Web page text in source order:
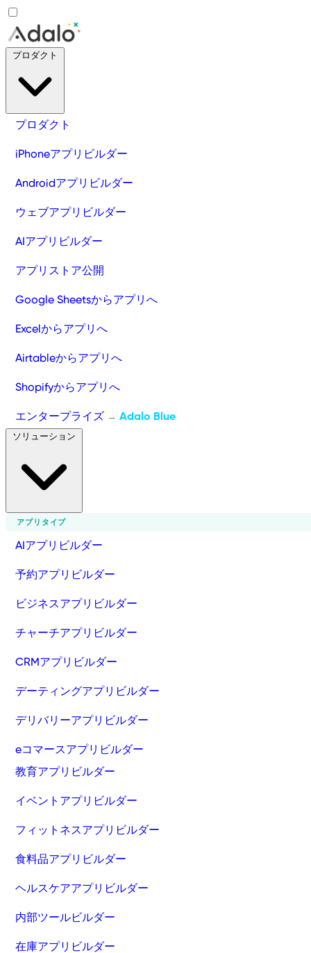
プロダクト
iPhoneアプリビルダー
Androidアプリビルダー
ウェブアプリビルダー
AIアプリビルダー
アプリストア公開
Google Sheetsからアプリへ
Excelからアプリへ
Airtableからアプリへ
Shopifyからアプリへ
エンタープライズ → Adalo Blue
アプリタイプ
AIアプリビルダー
予約アプリビルダー
ビジネスアプリビルダー
チャーチアプリビルダー
CRMアプリビルダー
デーティングアプリビルダー
デリバリーアプリビルダー
eコマースアプリビルダー
教育アプリビルダー
イベントアプリビルダー
フィットネスアプリビルダー
食料品アプリビルダー
ヘルスケアアプリビルダー
内部ツールビルダー
在庫アプリビルダー